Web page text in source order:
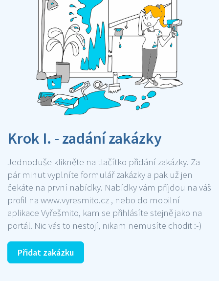
Krok I. - zadání zakázky
Jednoduše klikněte na tlačítko přidání zakázky. Za
pár minut vyplníte formulář zakázky a pak už jen
čekáte na první nabídky. Nabídky vám příjdou na váš
profil na www.vyresmito.cz , nebo do mobilní
aplikace Vyřešmito, kam se přihlásíte stejně jako na
portál. Nic vás to nestojí, nikam nemusíte chodit :-)
Přidat zakázku